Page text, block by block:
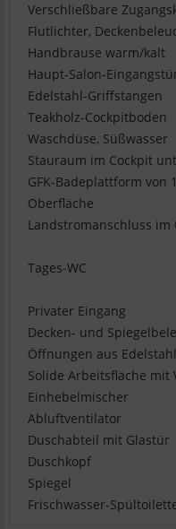
Verschließbare
Flutlichter,
Handbrause warm/kalt
Haupt-Salon-
Edelstahl-Griffstangen
Teakholz-Cockpitboden
Waschdüse, Süßwasser
Stauraum im Cockpit
GFK-Badeplattform
Oberfläche
Landstromanschluss im
Tages-WC
Privater Eingang
Decken- und
Öffnungen aus Edelstahl
Solide Arbeitsfläche mit
Einhebelmischer
Abluftventilator
Duschabteil mit Glastür
Duschkopf
Spiegel
Frischwasser-